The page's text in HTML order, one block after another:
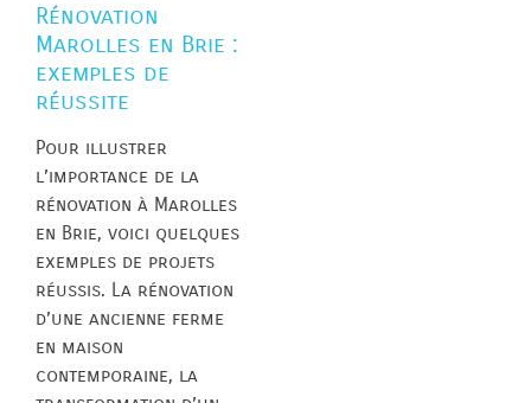
Rénovation
Marolles en Brie :
exemples de
réussite
Pour illustrer
l’importance de la
rénovation à Marolles
en Brie, voici quelques
exemples de projets
réussis. La rénovation
d’une ancienne ferme
en maison
contemporaine, la